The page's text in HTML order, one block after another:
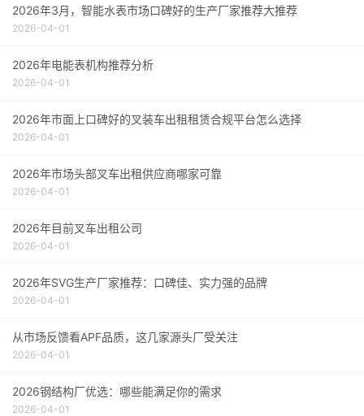
2026年3月，智能水表市场口碑好的生产厂家推荐大推荐
2026-04-01
2026年电能表机构推荐分析
2026-04-01
2026年市面上口碑好的叉装车出租租赁合规平台怎么选择
2026-04-01
2026年市场头部叉车出租供应商哪家可靠
2026-04-01
2026年目前叉车出租公司
2026-04-01
2026年SVG生产厂家推荐：口碑佳、实力强的品牌
2026-04-01
从市场反馈看APF品质，这几家源头厂受关注
2026-04-01
2026钢结构厂优选：哪些能满足你的需求
2026-04-01